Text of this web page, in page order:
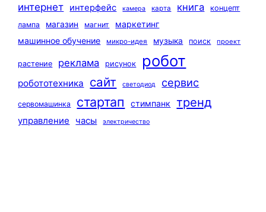
интернет интерфейс камера карта книга
концепт
лампа
магазин магнит
маркетинг
машинное обучение
микро-идея музыка поиск проект
растение реклама рисунок робот
робототехника сайт светодиод сервис
сервомашинка стартап стимпанк тренд
управление часы электричество